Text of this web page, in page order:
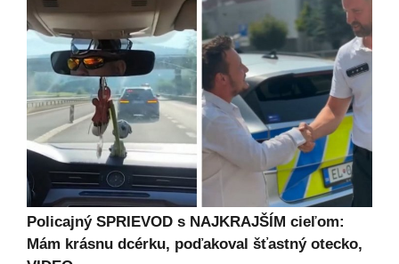
Policajný SPRIEVOD s NAJKRAJŠÍM cieľom:
Mám krásnu dcérku, poďakoval šťastný otecko,